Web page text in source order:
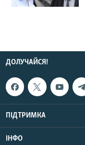
ДОЛУЧАЙСЯ!
ПІДТРИМКА
ІНФО